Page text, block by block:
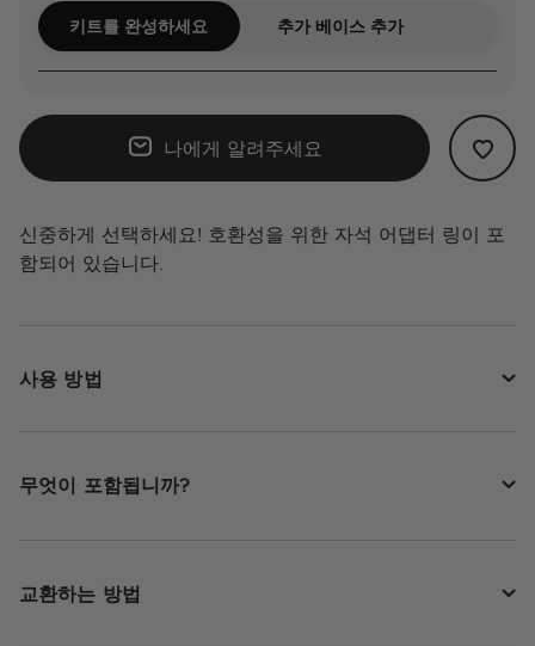
키트를 완성하세요 추가 베이스 추가
나에게 알려주세요
신중하게 선택하세요! 호환성을 위한 자석 어댑터 링이 포
함되어 있습니다.
사용 방법
무엇이 포함됩니까?
교환하는 방법